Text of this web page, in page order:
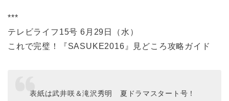
***
テレビライフ15号 6月29日（水）
これで完璧！『SASUKE2016』見どころ攻略ガイド
表紙は武井咲＆滝沢秀明 夏ドラマスタート号！